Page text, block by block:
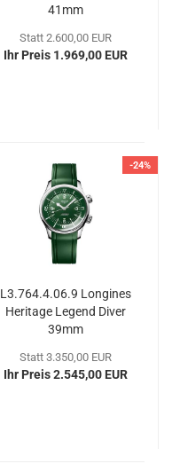
41mm
Statt 2.600,00 EUR
Ihr Preis 1.969,00 EUR
-24%
L3.764.4.06.9 Lon­gi­nes
He­ri­ta­ge Le­gend Diver
39mm
Statt 3.350,00 EUR
Ihr Preis 2.545,00 EUR